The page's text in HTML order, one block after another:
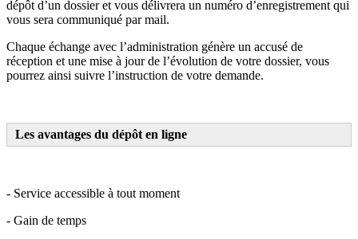
dépôt d’un dossier et vous délivrera un numéro d’enregistrement qui
vous sera communiqué par mail.
Chaque échange avec l’administration génère un accusé de
réception et une mise à jour de l’évolution de votre dossier, vous
pourrez ainsi suivre l’instruction de votre demande.
Les avantages du dépôt en ligne
- Service accessible à tout moment
- Gain de temps